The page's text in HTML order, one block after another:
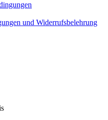
und Widerrufsbelehrung